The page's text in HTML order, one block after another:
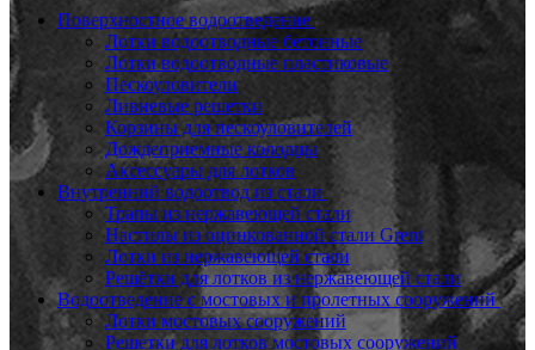
Поверхностное водоотведение
Лотки водоотводные бетонные
Лотки водоотводные пластиковые
Пескоуловители
Ливневые решетки
Корзины для пескоуловителей
Дождеприемные колодцы
Аксессуары для лотков
Внутренний водоотвод из стали
Трапы из нержавеющей стали
Настилы из оцинкованной стали Grent
Лотки из нержавеющей стали
Решётки для лотков из нержавеющей стали
Водоотведение с мостовых и пролетных сооружений
Лотки мостовых сооружений
Решетки для лотков мостовых сооружений